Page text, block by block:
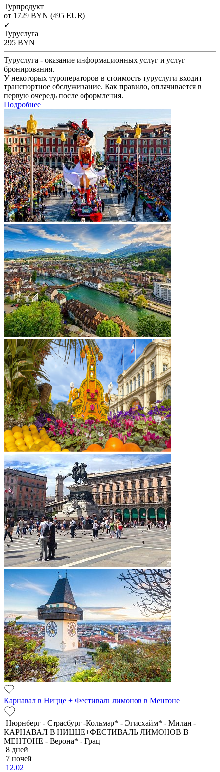
Турпродукт
от 1729 BYN (495 EUR)
✓
Туруслуга
295 BYN
Туруслуга - оказание информационных услуг и услуг
бронирования.
У некоторых туроператоров в стоимость туруслуги входит
транспортное обслуживание. Как правило, оплачивается в
первую очередь после оформления.
Подробнее
Карнавал в Ницце + Фестиваль лимонов в Ментоне
Нюрнберг - Страсбург -Кольмар* - Эгисхайм* - Милан -
КАРНАВАЛ В НИЦЦЕ+ФЕСТИВАЛЬ ЛИМОНОВ В
МЕНТОНЕ - Верона* - Грац
8 дней
7 ночей
12.02